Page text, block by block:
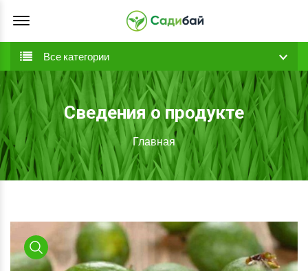
Offcanvas Menu Open
Все категории
Сведения о продукте
Главная